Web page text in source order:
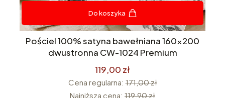
Do koszyka
Pościel 100% satyna bawełniana 160x200
dwustronna CW-1024 Premium
119,00 zł
Cena regularna: 171,00 zł
Najniższa cena: 119,90 zł